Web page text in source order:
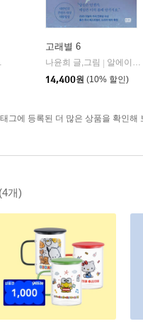
해설
위즈덤하우스
고래별 6
나윤희 글,그림
알에이치코리아(RHK)
14,400원 (10% 할인)
그에 등록된 더 많은 상품을 확인해
(4개)